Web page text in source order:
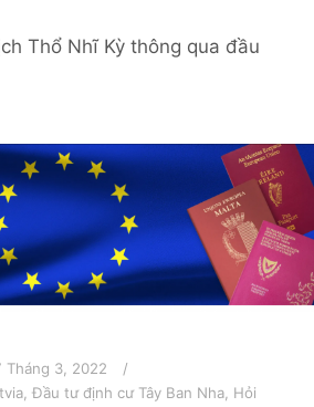
Thổ Nhĩ Kỳ thông qua đầu
Tháng 3, 2022
, Đầu tư định cư Tây Ban Nha, Hỏi